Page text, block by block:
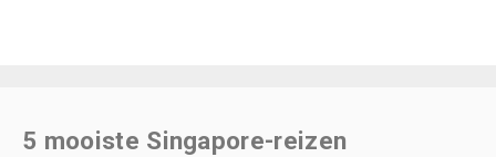
5 mooiste Singapore-reizen